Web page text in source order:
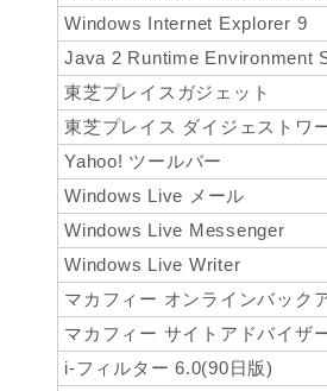
Windows Internet Explorer 9
Java 2 Runtime Environment
東芝プレイスガジェット
東芝プレイス ダイジェストワ
Yahoo! ツールバー
Windows Live メール
Windows Live Messenger
Windows Live Writer
マカフィー オンラインバック
マカフィー サイトアドバイザ
i-フィルター 6.0(90日版)